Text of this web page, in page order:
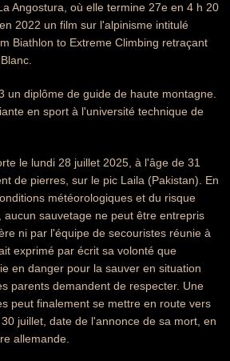
Angostura, où elle termine 27e en 4 h 20
2022 un film sur l'alpinisme intitulé
Biathlon to Extreme Climbing retraçant
un diplôme de guide de haute montagne.
en sport à l'université technique de
le lundi 28 juillet 2025, à l'âge de 31
de pierres, sur le pic Laila (Pakistan). En
météorologiques et du risque
aucun sauvetage ne peut être entrepris
ni par l'équipe de secouristes réunie à
exprimé par écrit sa volonté que
en danger pour la sauver en situation
parents demandent de respecter. Une
peut finalement se mettre en route vers
juillet, date de l'annonce de sa mort, en
allemande.